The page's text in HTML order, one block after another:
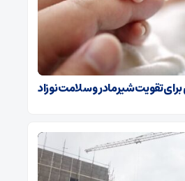
تقویت شیرمادر و سلامت نوزاد